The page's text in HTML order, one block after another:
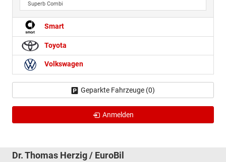
Superb Combi
Smart
Toyota
Volkswagen
Geparkte Fahrzeuge (0)
Anmelden
Dr. Thomas Herzig / EuroBil